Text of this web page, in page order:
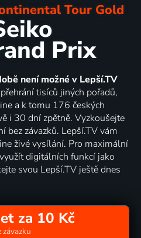
Tour Gold
Prix
není možné v Lepší.TV
tisíců jiných pořadů,
a k tomu 176 českých
i 30 dní zpětně. Vyzkoušejte
bez závazků. Lepší.TV vám
živé vysílání. Pro maximální
digitálních funkcí jako
svou Lepší.TV ještě dnes
za 10 Kč
závazku